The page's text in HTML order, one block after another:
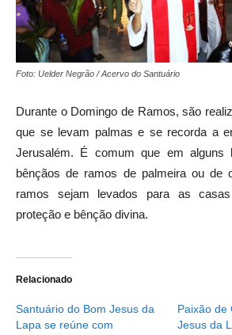
Foto: Uelder Negrão / Acervo do Santuário
Durante o Domingo de Ramos, são
que se levam palmas e se recorda a
Jerusalém. É comum que em alguns
bênçãos de ramos de palmeira ou de
ramos sejam levados para as
proteção e bênção divina.
Relacionado
Santuário do Bom Jesus da
Lapa se reúne com
Paixão de
Jesus da